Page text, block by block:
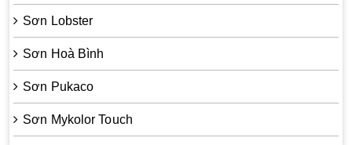
Sơn Lobster
Sơn Hoà Bình
Sơn Pukaco
Sơn Mykolor Touch